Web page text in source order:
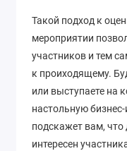
Такой подход к
мероприятии
участников и тем
к проиходящему.
или выступаете на
настольную
подскажет вам, что
интересен